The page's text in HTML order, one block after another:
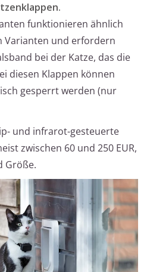
funktionieren ähnlich
Varianten und erfordern
bei der Katze, das die
diesen Klappen können
gesperrt werden (nur
und infrarot-gesteuerte
zwischen 60 und 250 EUR,
Größe.